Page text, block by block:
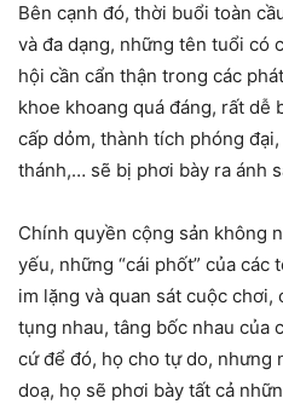
Bên cạnh đó, thời buổi toàn
và đa dạng, những tên tuổi có
hội cần cẩn thận trong các
khoe khoang quá đáng, rất dễ
cấp dỏm, thành tích phóng
thánh,… sẽ bị phơi bày ra ánh
Chính quyền cộng sản không
yếu, những “cái phốt” của các
im lặng và quan sát cuộc
tụng nhau, tâng bốc nhau của
cứ để đó, họ cho tự do, nhưng
doạ, họ sẽ phơi bày tất cả